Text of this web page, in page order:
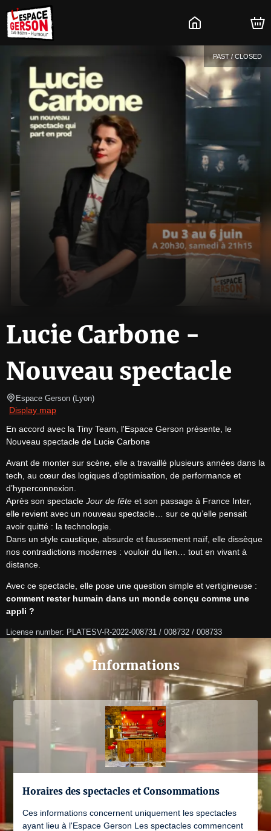
PAST / CLOSED
Lucie Carbone -
Nouveau spectacle
Espace Gerson (Lyon)
Display map
En accord avec la Tiny Team, l'Espace Gerson présente, le
Nouveau spectacle de Lucie Carbone
Avant de monter sur scène, elle a travaillé plusieurs années dans la
tech, au cœur des logiques d’optimisation, de performance et
d’hyperconnexion.
Après son spectacle Jour de fête et son passage à France Inter,
elle revient avec un nouveau spectacle… sur ce qu’elle pensait
avoir quitté : la technologie.
Dans un style caustique, absurde et faussement naïf, elle dissèque
nos contradictions modernes : vouloir du lien… tout en vivant à
distance.
comment rester humain dans un monde conçu comme une
appli ?
License number: PLATESV-R-2022-008731 / 008732 / 008733
Informations
Horaires des spectacles et Consommations
Ces informations concernent uniquement les spectacles
ayant lieu à l'Espace Gerson Les spectacles commencent